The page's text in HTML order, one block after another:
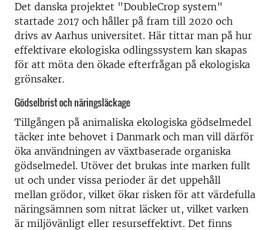
Det danska projektet "DoubleCrop system"
startade 2017 och håller på fram till 2020 och
drivs av Aarhus universitet. Här tittar man på hur
effektivare ekologiska odlingssystem kan skapas
för att möta den ökade efterfrågan på ekologiska
grönsaker.
Gödselbrist och näringsläckage
Tillgången på animaliska ekologiska gödselmedel
täcker inte behovet i Danmark och man vill därför
öka användningen av växtbaserade organiska
gödselmedel. Utöver det brukas inte marken fullt
ut och under vissa perioder är det uppehåll
mellan grödor, vilket ökar risken för att värdefulla
näringsämnen som nitrat läcker ut, vilket varken
är miljövänligt eller resurseffektivt. Det finns